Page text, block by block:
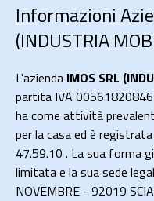
Informazioni
(INDUSTRIA
L'azienda IMOS SRL
partita IVA
ha come attività
per la casa ed è
47.59.10 . La sua forma
limitata e la sua sede
NOVEMBRE - 92019